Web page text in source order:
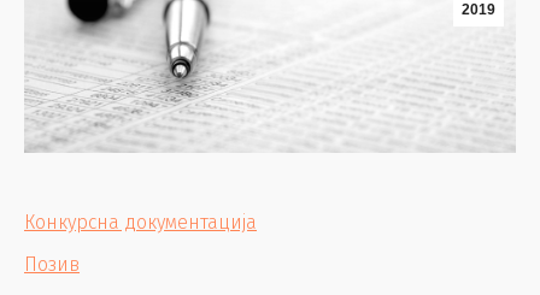
2019
Конкурсна документација
Позив